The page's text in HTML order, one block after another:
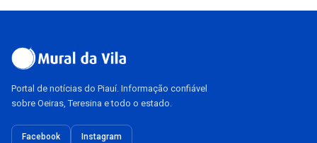
Portal de notícias do Piauí. Informação confiável
sobre Oeiras, Teresina e todo o estado.
Facebook Instagram